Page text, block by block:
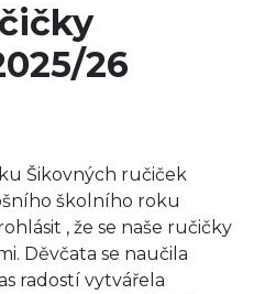
26
Šikovných ručiček
školního roku
, že se naše ručičky
Děvčata se naučila
radostí vytvářela